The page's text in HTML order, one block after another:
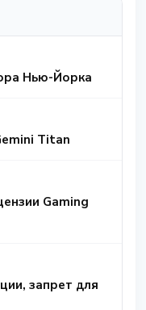
Нью-Йорка
Titan
Gaming
запрет для